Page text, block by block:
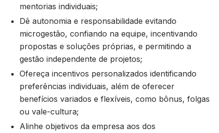
mentorias individuais;
Dê autonomia e responsabilidade evitando
microgestão, confiando na equipe, incentivando
propostas e soluções próprias, e permitindo a
gestão independente de projetos;
Ofereça incentivos personalizados identificando
preferências individuais, além de oferecer
benefícios variados e flexíveis, como bônus, folgas
ou vale-cultura;
Alinhe objetivos da empresa aos dos